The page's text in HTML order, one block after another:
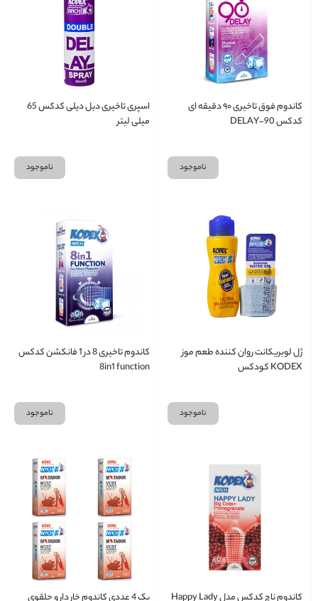
کاندوم فوق تاخیری ۹۰ دقیقه ای
کدکس 90-DELAY
ناموجود
اسپری تاخیری دبل دیلی کدکس 65
میلی لیتر
ناموجود
ژل لوبریکانت روان کننده طعم موز
KODEX کودکس
ناموجود
کاندوم تاخیری 8 در 1 فانکشن کدکس
8in1 function
ناموجود
کاندوم ناچ کدکس مدل Happy Lady پک 4 عددی کاندوم خار دار و حلقوی